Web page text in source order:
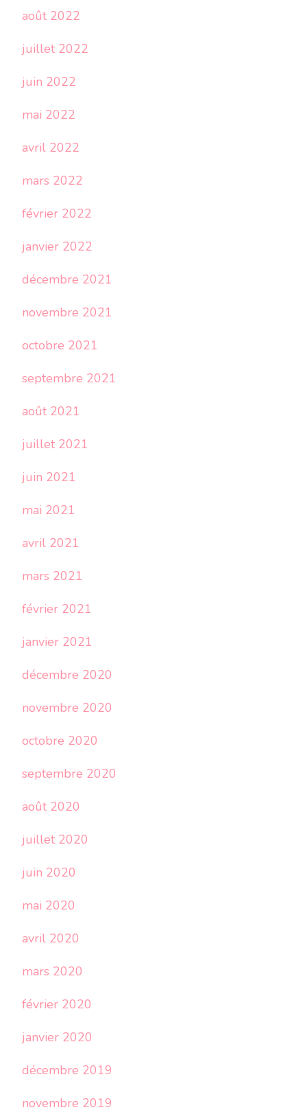
août 2022
juillet 2022
juin 2022
mai 2022
avril 2022
mars 2022
février 2022
janvier 2022
décembre 2021
novembre 2021
octobre 2021
septembre 2021
août 2021
juillet 2021
juin 2021
mai 2021
avril 2021
mars 2021
février 2021
janvier 2021
décembre 2020
novembre 2020
octobre 2020
septembre 2020
août 2020
juillet 2020
juin 2020
mai 2020
avril 2020
mars 2020
février 2020
janvier 2020
décembre 2019
novembre 2019